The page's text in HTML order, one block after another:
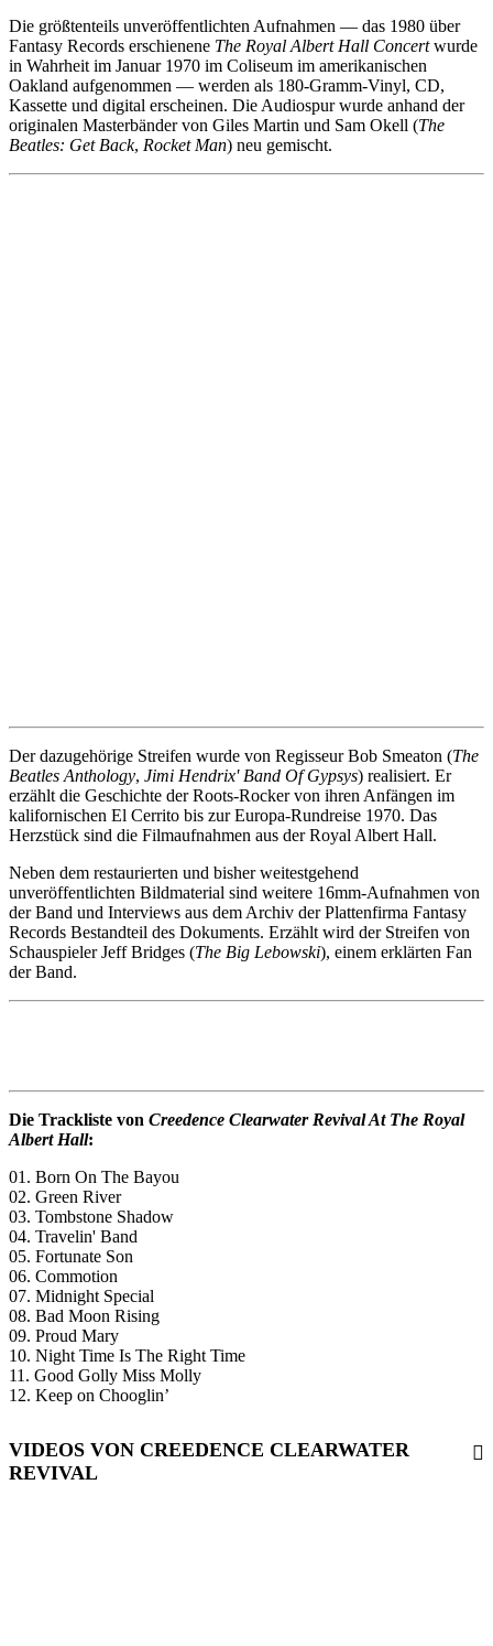
Die größtenteils unveröffentlichten Aufnahmen — das 1980 über
Fantasy Records erschienene The Royal Albert Hall Concertwurde
in Wahrheit im Januar 1970 im Coliseum im amerikanischen
Oakland aufgenommen — werden als 180-Gramm-Vinyl, CD,
Kassette und digital erscheinen. Die Audiospur wurde anhand der
originalen Masterbänder von Giles Martin und Sam Okell (The
Beatles: Get Back, Rocket Man) neu gemischt.
Der dazugehörige Streifen wurde von Regisseur Bob Smeaton (The
Beatles Anthology, Jimi Hendrix' Band Of Gypsys) realisiert. Er
erzählt die Geschichte der Roots-Rocker von ihren Anfängen im
kalifornischen El Cerrito bis zur Europa-Rundreise 1970. Das
Herzstück sind die Filmaufnahmen aus der Royal Albert Hall.
Neben dem restaurierten und bisher weitestgehend
unveröffentlichten Bildmaterial sind weitere 16mm-Aufnahmen von
der Band und Interviews aus dem Archiv der Plattenfirma Fantasy
Records Bestandteil des Dokuments. Erzählt wird der Streifen von
Schauspieler Jeff Bridges (The Big Lebowski), einem erklärten Fan
der Band.
Die Trackliste von Creedence Clearwater Revival At The Royal
Albert Hall:
01. Born On The Bayou
02. Green River
03. Tombstone Shadow
04. Travelin' Band
05. Fortunate Son
06. Commotion
07. Midnight Special
08. Bad Moon Rising
09. Proud Mary
10. Night Time Is The Right Time
11. Good Golly Miss Molly
12. Keep on Chooglin’
VIDEOS VON CREEDENCE CLEARWATER
REVIVAL